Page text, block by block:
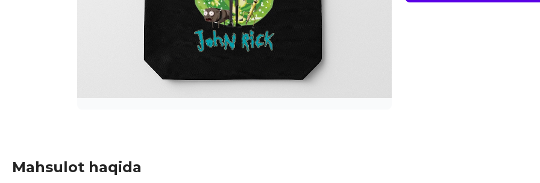
Mahsulot haqida